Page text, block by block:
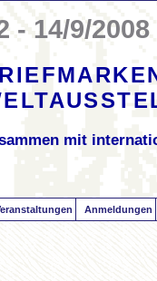
- 14/9/2008
mit
Anmeldungen